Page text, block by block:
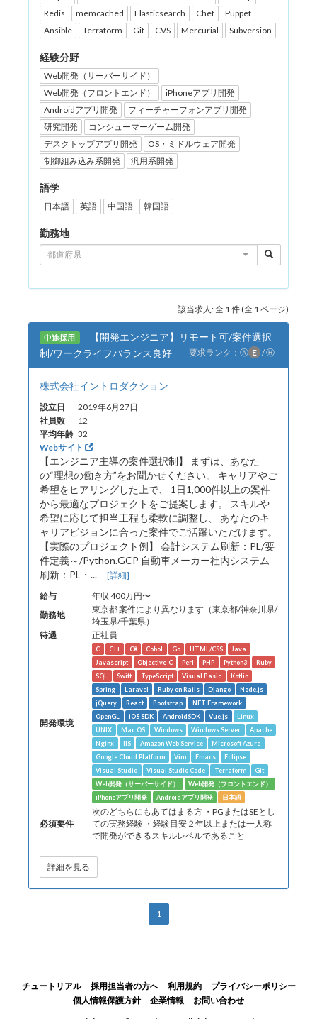
Redis
memcached Elasticsearch Chef
Puppet
Ansible
Terraform Git CVS Mercurial Subversion
経験分野
Web開発（サーバーサイド）
Web開発（フロントエンド）
iPhoneアプリ開発
Androidアプリ開発
フィーチャーフォンアプリ開発
研究開発
コンシューマーゲーム開発
デスクトップアプリ開発
OS・ミドルウェア開発
制御組み込み系開発
汎用系開発
語学
日本語 英語 中国語 韓国語
勤務地
都道府県
該当求人: 全 1 件 (全 1 ページ)
中途採用
【開発エンジニア】リモート可/案件選択
制/ワークライフバランス良好
要求ランク： Ⓐ E /Ⓗ-
株式会社イントロダクション
設立日
2019年6月27日
社員数
12
平均年齢 32
Webサイト
【エンジニア主導の案件選択制】 まずは、あなた
の“理想の働き方”をお聞かせください。 キャリアやご
希望をヒアリングした上で、 1日1,000件以上の案件
から最適なプロジェクトをご提案します。 スキルや
希望に応じて担当工程も柔軟に調整し、 あなたのキ
ャリアビジョンに合った案件でご活躍いただけます。
【実際のプロジェクト例】 会計システム刷新：PL/要
件定義～/Python.GCP 自動車メーカー社内システム
刷新：PL・... [詳細]
給与
年収 400万円〜
勤務地
東京都 案件により異なります（東京都/神奈川県/
埼玉県/千葉県）
待遇
正社員
開発環境
C C++ C# Cobol Go HTML/CSS
Java
Javascript
Objective-C Perl PHP Python3
Ruby
SQL
Swift TypeScript Visual Basic
Kotlin
Spring
Laravel Ruby on Rails Django
Node.js
jQuery
React Bootstrap
.NET Framework
OpenGL
iOS SDK AndroidSDK Vue.js
Linux
UNIX
Mac OS Windows Windows Server
Apache
Nginx
IIS Amazon Web Service
Microsoft Azure
Google Cloud Platform
Vim Emacs
Eclipse
Visual Studio
Visual Studio Code Terraform
Git
Web開発（サーバーサイド）
Web開発（フロントエンド）
iPhoneアプリ開発
Androidアプリ開発 日本語
必須要件
次のどちらにもあてはまる方 ・PGまたはSEとし
ての実務経験 ・経験目安２年以上または一人称
で開発ができるスキルレベルであること
詳細を見る
1
チュートリアル 採用担当者の方へ 利用規約
プライバシーポリシー
個人情報保護方針
企業情報
お問い合わせ